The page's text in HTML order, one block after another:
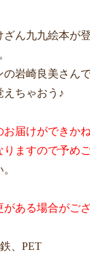
ん九九絵本が登
岩崎良美さんで
えちゃおう♪
届けができかね
ますので予め
ある場合がござ
、PET